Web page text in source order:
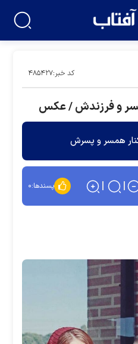
کد خبر:۴۸۵۴۲۷
و فرزندش / عکس
همسر و پسرش
پسندها:۰